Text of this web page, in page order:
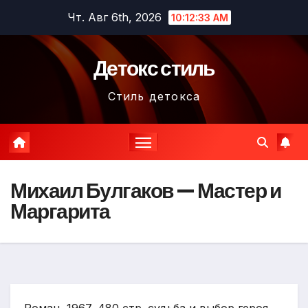
содержимому
Чт. Авг 6th, 2026 10:12:34 AM
Детокс стиль
Стиль детокса
Михаил Булгаков — Мастер и
Маргарита